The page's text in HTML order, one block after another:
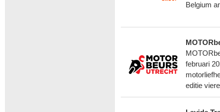
Belgium
februari
editie